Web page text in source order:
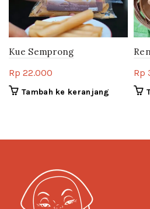
Kue Semprong
Rp 22.000
Tambah ke keranjang
Rp